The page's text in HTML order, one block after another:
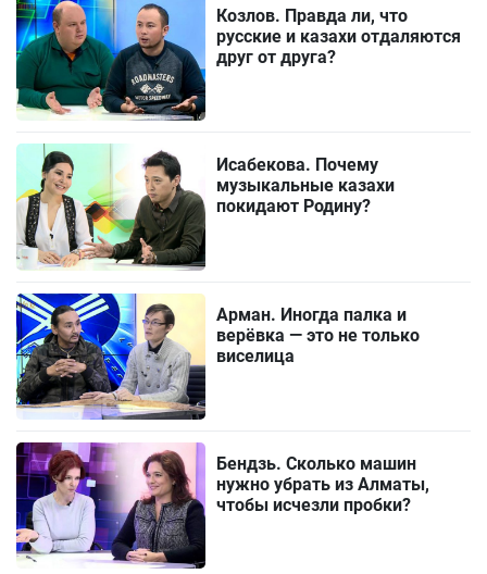
Козлов. Правда ли, что
русские и казахи отдаляются
друг от друга?
Исабекова. Почему
музыкальные казахи
покидают Родину?
Арман. Иногда палка и
верёвка — это не только
виселица
Бендзь. Сколько машин
нужно убрать из Алматы,
чтобы исчезли пробки?